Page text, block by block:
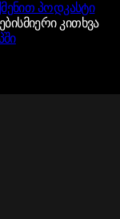
პოდკასტი
კითხვა